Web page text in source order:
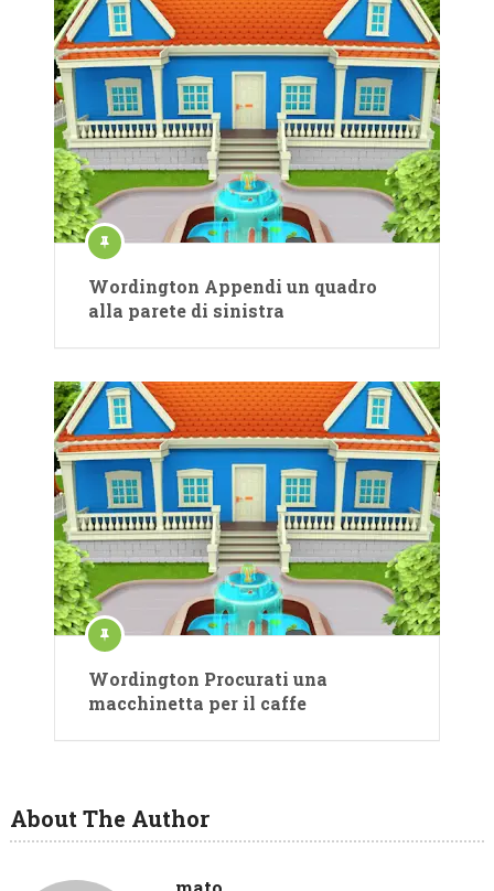
Wordington Appendi un quadro
alla parete di sinistra
Wordington Procurati una
macchinetta per il caffe
About The Author